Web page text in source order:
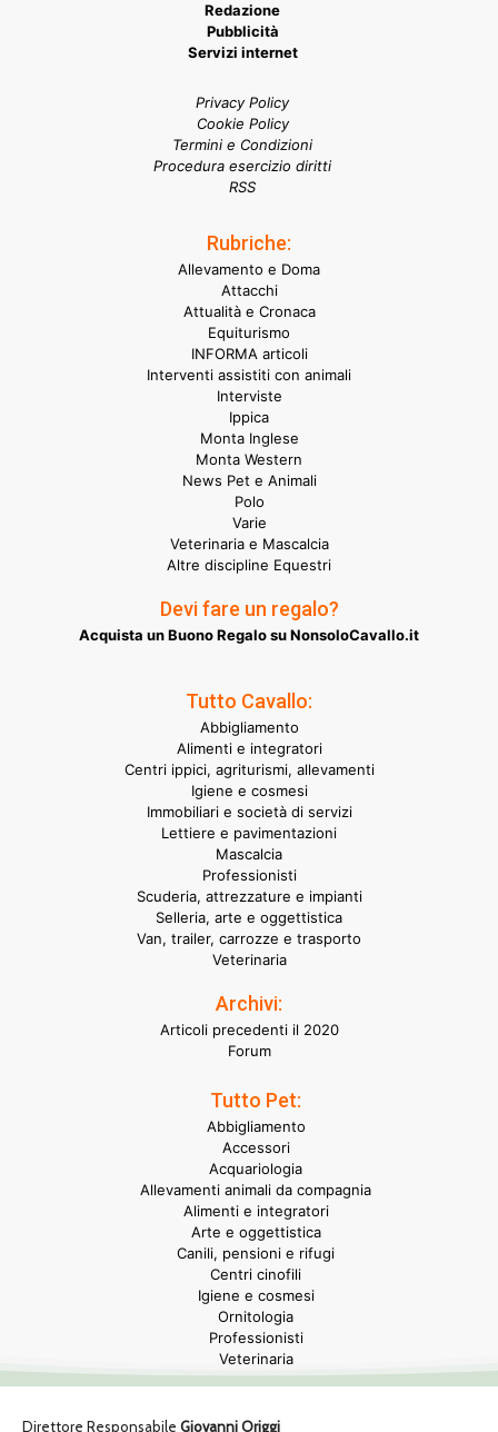
Redazione
Pubblicità
Servizi internet
Privacy Policy
Cookie Policy
Termini e Condizioni
Procedura esercizio diritti
RSS
Rubriche:
Allevamento e Doma
Attacchi
Attualità e Cronaca
Equiturismo
INFORMA articoli
Interventi assistiti con animali
Interviste
Ippica
Monta Inglese
Monta Western
News Pet e Animali
Polo
Varie
Veterinaria e Mascalcia
Altre discipline Equestri
Devi fare un regalo?
Acquista un Buono Regalo su NonsoloCavallo.it
Tutto Cavallo:
Abbigliamento
Alimenti e integratori
Centri ippici, agriturismi, allevamenti
Igiene e cosmesi
Immobiliari e società di servizi
Lettiere e pavimentazioni
Mascalcia
Professionisti
Scuderia, attrezzature e impianti
Selleria, arte e oggettistica
Van, trailer, carrozze e trasporto
Veterinaria
Archivi:
Articoli precedenti il 2020
Forum
Tutto Pet:
Abbigliamento
Accessori
Acquariologia
Allevamenti animali da compagnia
Alimenti e integratori
Arte e oggettistica
Canili, pensioni e rifugi
Centri cinofili
Igiene e cosmesi
Ornitologia
Professionisti
Veterinaria
Direttore Responsabile Giovanni Origgi